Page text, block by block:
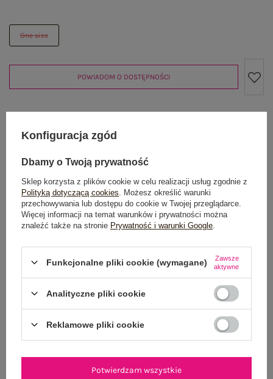
One size
POWIADOM O DOSTĘPNOŚCI
OPIS PRODUKTU
GŁÓWNE PARAMETRY
WYSYŁKA I DOSTAWA
ZWROTY I REKLAMACJE
Konfiguracja zgód
Dbamy o Twoją prywatność
Sklep korzysta z plików cookie w celu realizacji usług zgodnie z
Polityką dotyczącą cookies . Możesz określić warunki
przechowywania lub dostępu do cookie w Twojej przeglądarce.
Więcej informacji na temat warunków i prywatności można
znaleźć także na stronie Prywatność i warunki Google
Funkcjonalne pliki cookie (wymagane)
Zawsze
aktywne
Analityczne pliki cookie
Reklamowe pliki cookie
Potwierdzam wszystkie